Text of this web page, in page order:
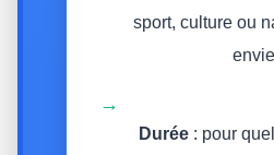
sport, culture ou
→
Durée: pour